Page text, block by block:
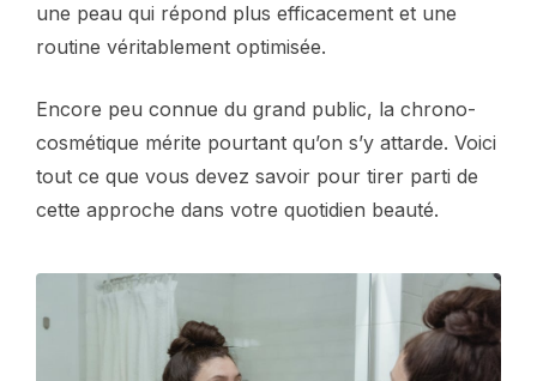
une peau qui répond plus efficacement et une
routine véritablement optimisée.
Encore peu connue du grand public, la chrono-
cosmétique mérite pourtant qu’on s’y attarde. Voici
tout ce que vous devez savoir pour tirer parti de
cette approche dans votre quotidien beauté.